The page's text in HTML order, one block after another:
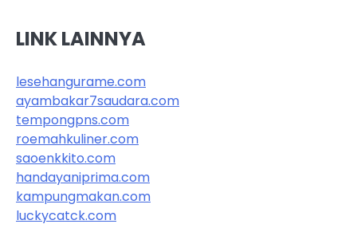
LINK LAINNYA
lesehangurame.com
ayambakar7saudara.com
tempongpns.com
roemahkuliner.com
saoenkkito.com
handayaniprima.com
kampungmakan.com
luckycatck.com